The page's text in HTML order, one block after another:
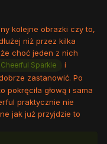
kolejne obrazki czy to,
niż przez kilka
choć jeden z nich
Sparkle i
zastanowić. Po
pokręciła głową i sama
praktycznie nie
jak już przyjdzie to